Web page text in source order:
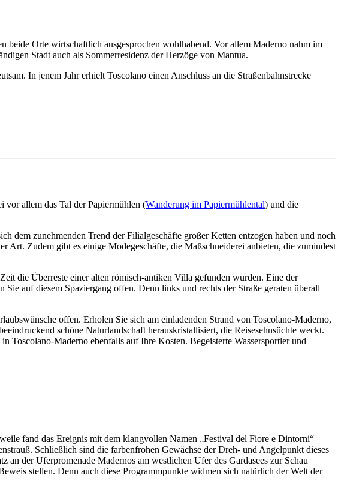
beide Orte wirtschaftlich ausgesprochen wohlhabend. Vor allem Maderno nahm im
Stadt auch als Sommerresidenz der Herzöge von Mantua.
In jenem Jahr erhielt Toscolano einen Anschluss an die Straßenbahnstrecke
vor allem das Tal der Papiermühlen (Wanderung im Papiermühlental) und die
dem zunehmenden Trend der Filialgeschäfte großer Ketten entzogen haben und noch
Zudem gibt es einige Modegeschäfte, die Maßschneiderei anbieten, die zumindest
die Überreste einer alten römisch-antiken Villa gefunden wurden. Eine der
auf diesem Spaziergang offen. Denn links und rechts der Straße geraten überall
offen. Erholen Sie sich am einladenden Strand von Toscolano-Maderno,
schöne Naturlandschaft herauskristallisiert, die Reisesehnsüchte weckt.
Toscolano-Maderno ebenfalls auf Ihre Kosten. Begeisterte Wassersportler und
fand das Ereignis mit dem klangvollen Namen „Festival del Fiore e Dintorni“
Schließlich sind die farbenfrohen Gewächse der Dreh- und Angelpunkt dieses
an der Uferpromenade Madernos am westlichen Ufer des Gardasees zur Schau
stellen. Denn auch diese Programmpunkte widmen sich natürlich der Welt der